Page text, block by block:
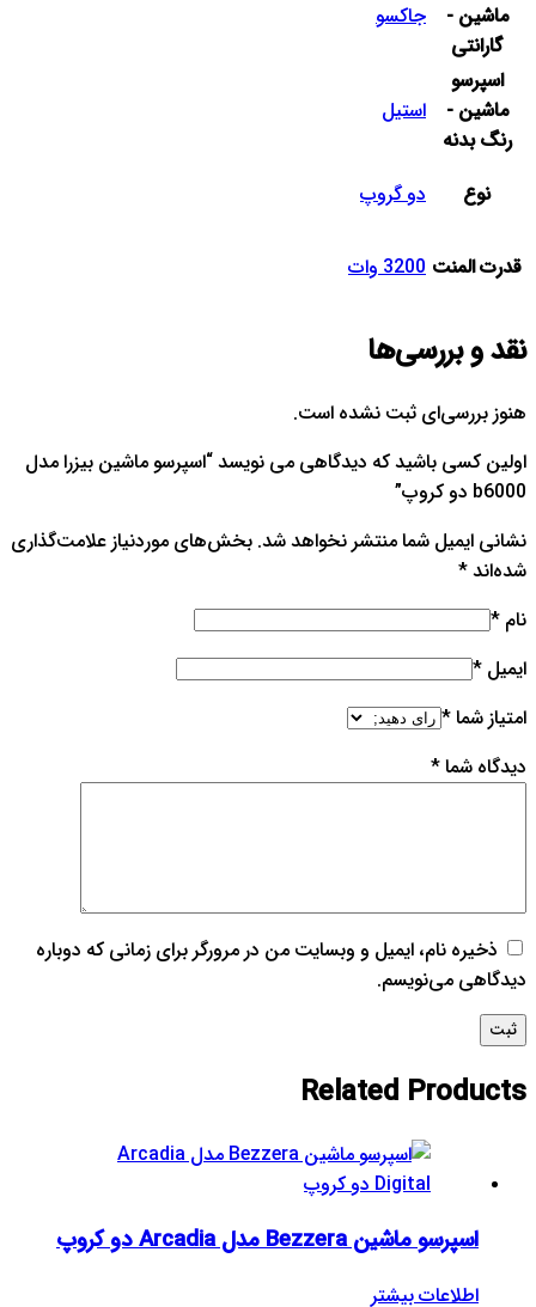
ماشین -
گارانتی
جاکسو
اسپرسو
ماشین -
رنگ بدنه
استیل
نوع دو گروپ
قدرت المنت 3200 وات
نقد و بررسی‌ها
هنوز بررسی‌ای ثبت نشده است.
اولین کسی باشید که دیدگاهی می نویسد “اسپرسو ماشین بیزرا مدل
b6000 دو کروپ”
نشانی ایمیل شما منتشر نخواهد شد. بخش‌های موردنیاز علامت‌گذاری
شده‌اند *
نام *
ایمیل *
امتیاز شما *
دیدگاه شما *
ذخیره نام، ایمیل و وبسایت من در مرورگر برای زمانی که دوباره
دیدگاهی می‌نویسم.
Related Products
اسپرسو ماشین Bezzera مدل Arcadia دو کروپ
اطلاعات بیشتر